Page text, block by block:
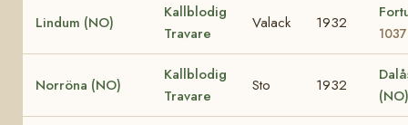
Lindum (NO)
Kallblodig
Travare
Valack 1932
Norröna (NO)
Kallblodig
Travare
Sto 1932
(NO)